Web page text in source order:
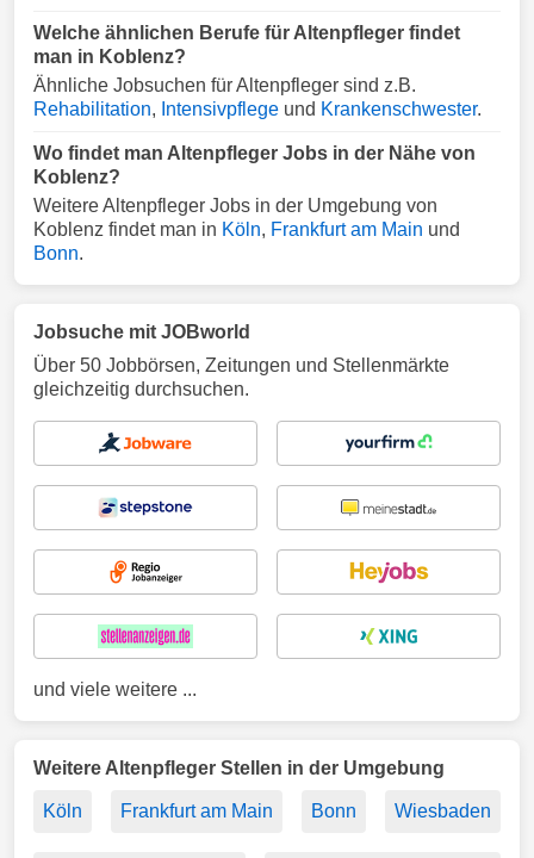
Welche ähnlichen Berufe für Altenpfleger findet
man in Koblenz?
Ähnliche Jobsuchen für Altenpfleger sind z.B.
Rehabilitation, Intensivpflege und Krankenschwester.
Wo findet man Altenpfleger Jobs in der Nähe von
Koblenz?
Weitere Altenpfleger Jobs in der Umgebung von
Koblenz findet man in Köln, Frankfurt am Main und
Bonn.
Jobsuche mit JOBworld
Über 50 Jobbörsen, Zeitungen und Stellenmärkte
gleichzeitig durchsuchen.
und viele weitere ...
Weitere Altenpfleger Stellen in der Umgebung
Köln Frankfurt am Main Bonn Wiesbaden